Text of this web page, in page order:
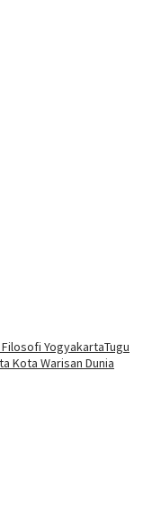
YogyakartaTugu
Kota Warisan Dunia